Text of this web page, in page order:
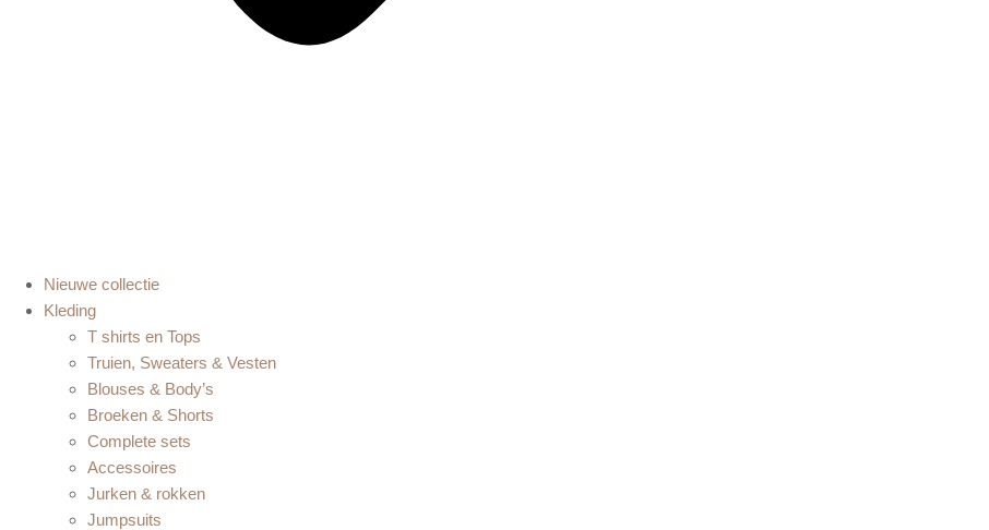
Nieuwe collectie
Kleding
T shirts en Tops
Truien, Sweaters & Vesten
Blouses & Body’s
Broeken & Shorts
Complete sets
Accessoires
Jurken & rokken
Jumpsuits